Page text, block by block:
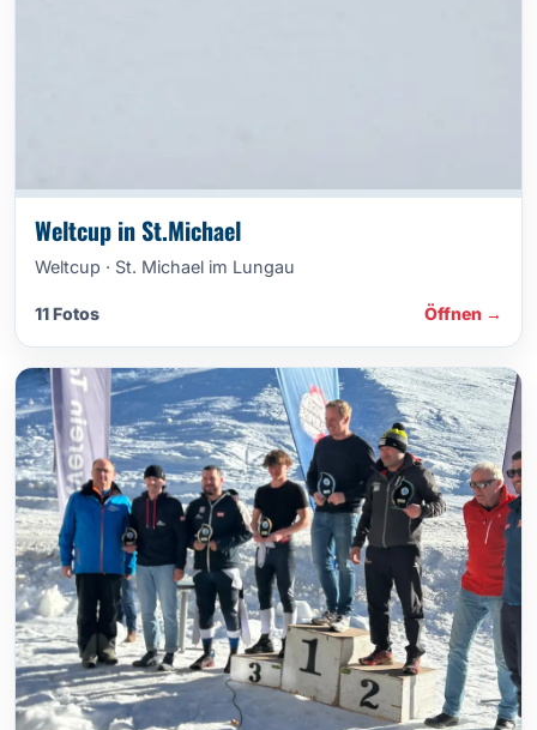
Weltcup in St.Michael
Weltcup · St. Michael im Lungau
11 Fotos Öffnen →